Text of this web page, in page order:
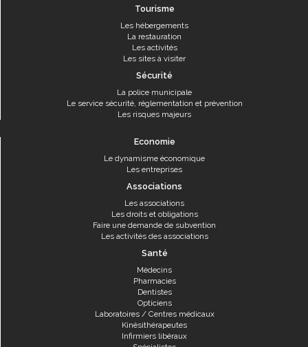
Tourisme
Les hébergements
La restauration
Les activités
Les sites à visiter
Sécurité
La police municipale
Le service sécurité, réglementation et prévention
Les risques majeurs
Economie
Le dynamisme économique
Les entreprises
Associations
Les associations
Les droits et obligations
Faire une demande de subvention
Les activités des associations
Santé
Médecins
Pharmacies
Dentistes
Opticiens
Laboratoires / Centres médicaux
Kinésithérapeutes
Infirmiers libéraux